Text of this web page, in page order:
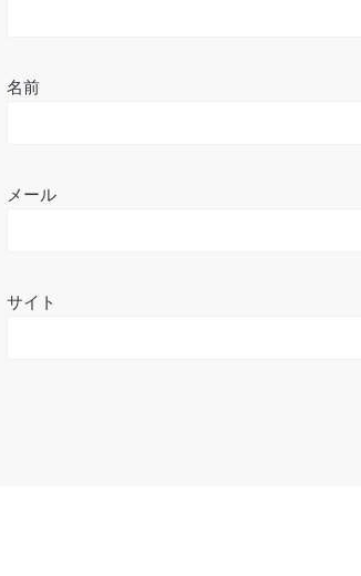
名前
メール
サイト